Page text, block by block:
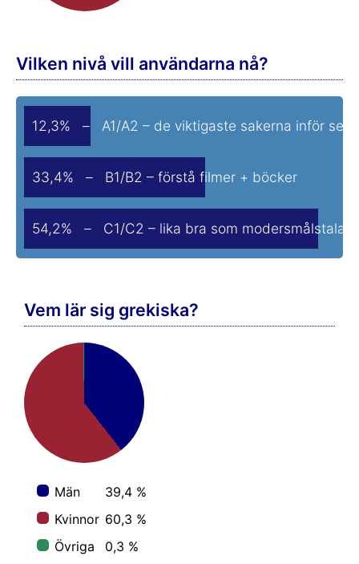
Vilken nivå vill användarna nå?
12,3% – A1/A2 – de viktigaste sakerna inför
33,4% – B1/B2 – förstå filmer + böcker
54,2% – C1/C2 – lika bra som modersmålstalare
Vem lär sig grekiska?
Män
39,4 %
Kvinnor 60,3 %
Övriga
0,3 %